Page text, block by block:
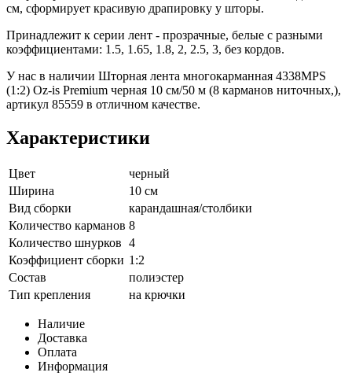
см, сформирует красивую драпировку у шторы.
Принадлежит к серии лент - прозрачные, белые с разными
коэффициентами: 1.5, 1.65, 1.8, 2, 2.5, 3, без кордов.
У нас в наличии Шторная лента многокарманная 4338MPS
(1:2) Oz-is Premium черная 10 см/50 м (8 карманов ниточных,),
артикул 85559 в отличном качестве.
Характеристики
Цвет
черный
Ширина
10 см
Вид сборки
карандашная/столбики
Количество карманов 8
Количество шнурков 4
Коэффициент сборки 1:2
Состав
полиэстер
Тип крепления
на крючки
Наличие
Доставка
Оплата
Информация